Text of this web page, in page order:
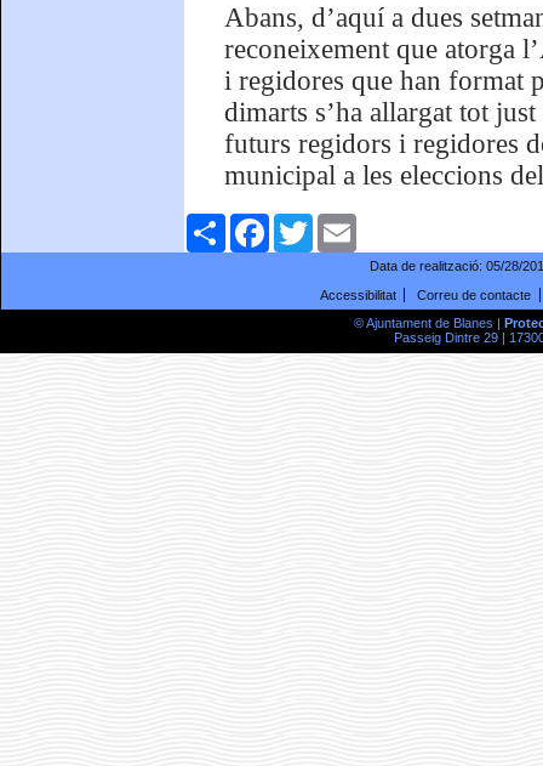
Abans, d’aquí a dues
reconeixement que atorga
i regidores que han format
dimarts s’ha allargat tot
futurs regidors i regidores
municipal a les eleccions
ComparteixFacebookTwitter
Data de realització: 05/28/
Accessibilitat
Correu de contacte
© Ajuntament de Blanes |
Passeig Dintre 29 |